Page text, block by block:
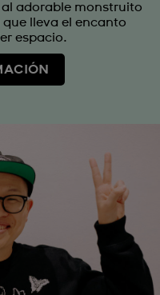
al adorable monstruito
lleva el encanto
espacio.